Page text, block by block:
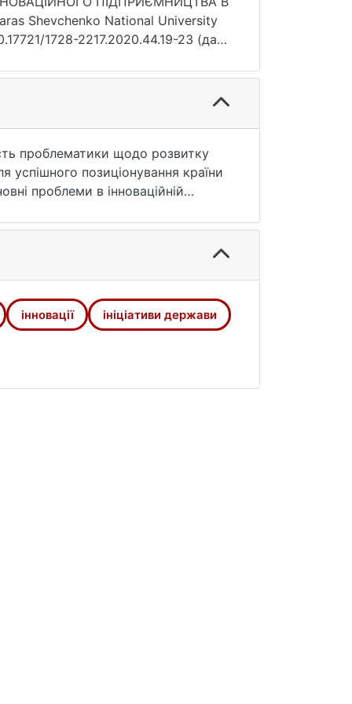
Shevchenko National University
1728-2217.2020.44.19-23 (дата
проблематики щодо розвитку
успішного позиціонування країни
проблеми в інноваційній
які є поштовхом для розвитку
послуг; «Доступні кредити
які дозволяють
рейтинги щодо рівня
ranking. Позиція України
Великобританії, Швеції,
політики щодо цього
шляхи покращення та
системи, розробка
системи потребує: зниження
інновації ініціативи держави